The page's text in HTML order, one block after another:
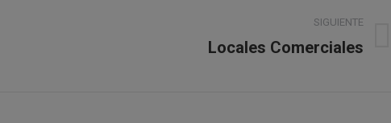
SIGUIENTE
Locales Comerciales